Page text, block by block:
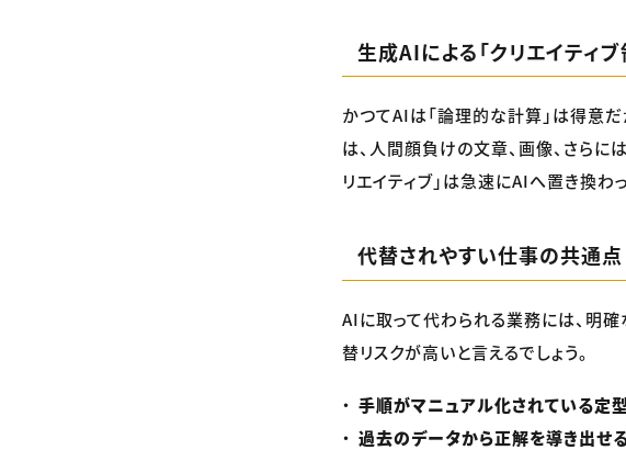
生成AIによる「クリエイティ
かつてAIは「論理的な計算」は得意
は、人間顔負けの文章、画像、さらに
リエイティブ」は急速にAIへ置き換わっ
代替されやすい仕事の共通点
AIに取って代わられる業務には、明
替リスクが高いと言えるでしょう。
手順がマニュアル化されている定
過去のデータから正解を導き出せ